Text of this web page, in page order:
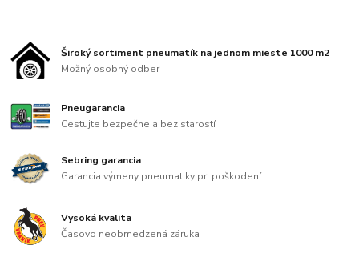
Široký sortiment pneumatík na jednom mieste 1000 m2
Možný osobný odber
Pneugarancia
Cestujte bezpečne a bez starostí
Sebring garancia
Garancia výmeny pneumatiky pri poškodení
Vysoká kvalita
Časovo neobmedzená záruka